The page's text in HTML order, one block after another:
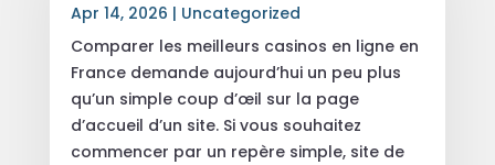
Apr 14, 2026 | Uncategorized
Comparer les meilleurs casinos en ligne en
France demande aujourd’hui un peu plus
qu’un simple coup d’œil sur la page
d’accueil d’un site. Si vous souhaitez
commencer par un repère simple, site de